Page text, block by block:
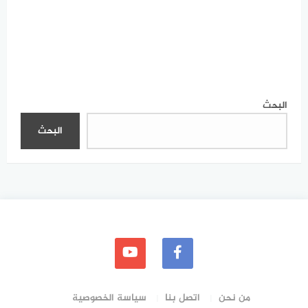
البحث
البحث
من نحن اتصل بنا سياسة الخصوصية